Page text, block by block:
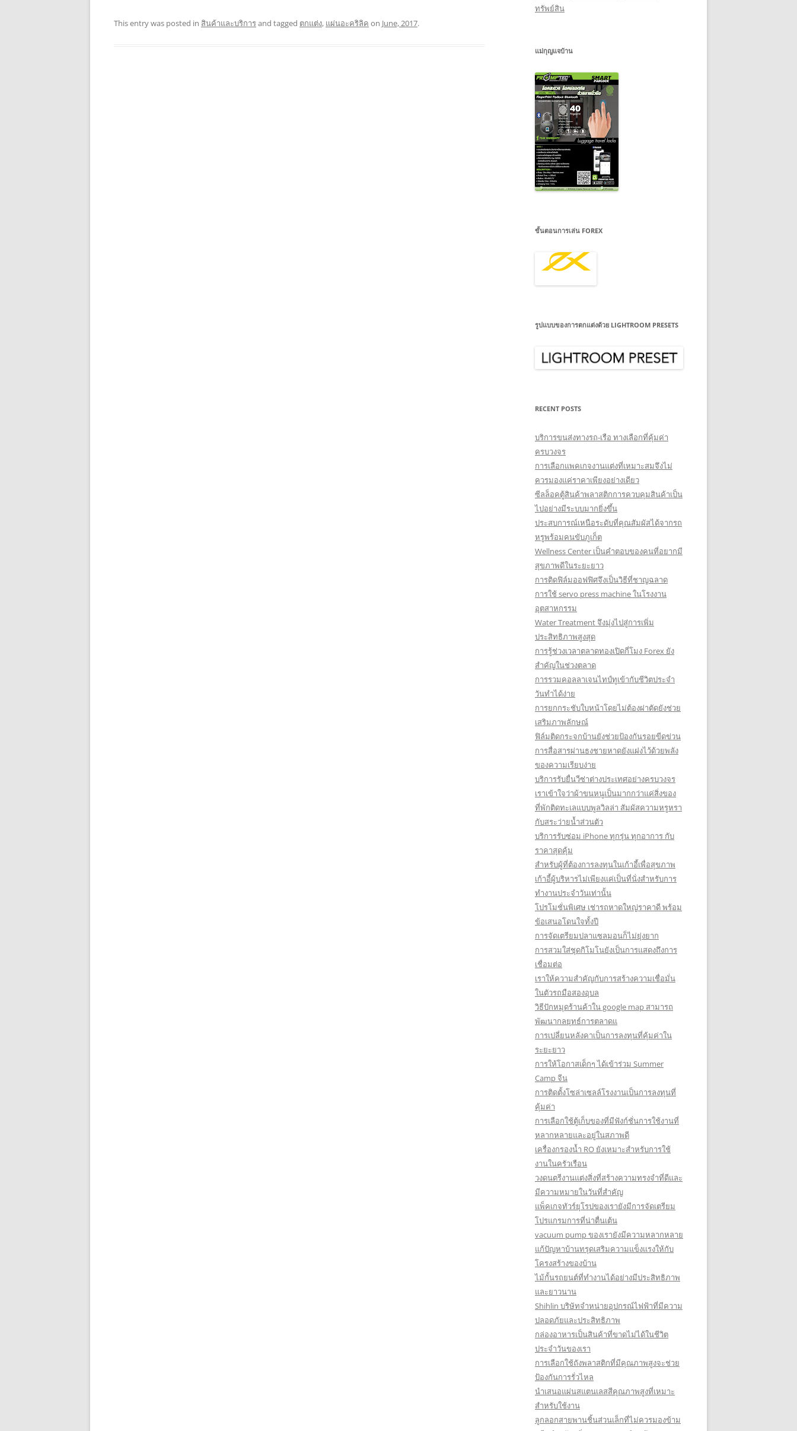
This entry was posted in สินค้าและบริการand tagged ตกแต่ง, แผ่นอะคริลิค on June, 2017.
ทรัพย์สิน
แม่กุญแจบ้าน
ขั้นตอนการเล่น FOREX
รูปแบบของการตกแต่งด้วย LIGHTROOM PRESETS
RECENT POSTS
บริการขนส่งทางรถ-เรือ ทางเลือกที่คุ้มค่า
ครบวงจร
การเลือกแพคเกจงานแต่งที่เหมาะสมจึงไม่
ควรมองแค่ราคาเพียงอย่างเดียว
ซีลล็อคตู้สินค้าพลาสติกการควบคุมสินค้าเป็น
ไปอย่างมีระบบมากยิ่งขึ้น
ประสบการณ์เหนือระดับที่คุณสัมผัสได้จากรถ
หรูพร้อมคนขับภูเก็ต
Wellness Center เป็นคำตอบของคนที่อยากมี
สุขภาพดีในระยะยาว
การติดฟิล์มออฟฟิศจึงเป็นวิธีที่ชาญฉลาด
การใช้ servo press machine ในโรงงาน
อุตสาหกรรม
Water Treatment จึงมุ่งไปสู่การเพิ่ม
ประสิทธิภาพสูงสุด
การรู้ช่วงเวลาตลาดทองเปิดกี่โมง Forex ยัง
สำคัญในช่วงตลาด
การรวมคอลลาเจนไทป์ทูเข้ากับชีวิตประจำ
วันทำได้ง่าย
การยกกระชับใบหน้าโดยไม่ต้องผ่าตัดยังช่วย
เสริมภาพลักษณ์
ฟิล์มติดกระจกบ้านยังช่วยป้องกันรอยขีดข่วน
การสื่อสารผ่านธงชายหาดยังแฝงไว้ด้วยพลัง
ของความเรียบง่าย
บริการรับยื่นวีซ่าต่างประเทศอย่างครบวงจร
เราเข้าใจว่าผ้าขนหนูเป็นมากกว่าแค่สิ่งของ
ที่พักติดทะเลแบบพูลวิลล่า สัมผัสความหรูหรา
กับสระว่ายน้ำส่วนตัว
บริการรับซ่อม iPhone ทุกรุ่น ทุกอาการ กับ
ราคาสุดคุ้ม
สำหรับผู้ที่ต้องการลงทุนในเก้าอี้เพื่อสุขภาพ
เก้าอี้ผู้บริหารไม่เพียงแค่เป็นที่นั่งสำหรับการ
ทำงานประจำวันเท่านั้น
โปรโมชั่นพิเศษ เช่ารถหาดใหญ่ราคาดี พร้อม
ข้อเสนอโดนใจทั้งปี
การจัดเตรียมปลาแซลมอนก็ไม่ยุ่งยาก
การสวมใส่ชุดกิโมโนยังเป็นการแสดงถึงการ
เชื่อมต่อ
เราให้ความสำคัญกับการสร้างความเชื่อมั่น
ในตัวรถมือสองอุบล
วิธีปักหมุดร้านค้าใน google map สามารถ
พัฒนากลยุทธ์การตลาดแ
การเปลี่ยนหลังคาเป็นการลงทุนที่คุ้มค่าใน
ระยะยาว
การให้โอกาสเด็กๆ ได้เข้าร่วม Summer
Camp จีน
การติดตั้งโซล่าเซลล์โรงงานเป็นการลงทุนที่
คุ้มค่า
การเลือกใช้ตู้เก็บของที่มีฟังก์ชั่นการใช้งานที่
หลากหลายและอยู่ในสภาพดี
เครื่องกรองน้ำ RO ยังเหมาะสำหรับการใช้
งานในครัวเรือน
วงดนตรีงานแต่งสิ่งที่สร้างความทรงจำที่ดีและ
มีความหมายในวันที่สำคัญ
แพ็คเกจทัวร์ยุโรปของเรายังมีการจัดเตรียม
โปรแกรมการที่น่าตื่นเต้น
vacuum pump ของเรายังมีความหลากหลาย
แก้ปัญหาบ้านทรุดเสริมความแข็งแรงให้กับ
โครงสร้างของบ้าน
ไม้กั้นรถยนต์ที่ทำงานได้อย่างมีประสิทธิภาพ
และยาวนาน
Shihlin บริษัทจำหน่ายอุปกรณ์ไฟฟ้าที่มีความ
ปลอดภัยและประสิทธิภาพ
กล่องอาหารเป็นสินค้าที่ขาดไม่ได้ในชีวิต
ประจำวันของเรา
การเลือกใช้ถังพลาสติกที่มีคุณภาพสูงจะช่วย
ป้องกันการรั่วไหล
นำเสนอแผ่นสแตนเลสสีคุณภาพสูงที่เหมาะ
สำหรับใช้งาน
ลูกลอกสายพานชิ้นส่วนเล็กที่ไม่ควรมองข้าม